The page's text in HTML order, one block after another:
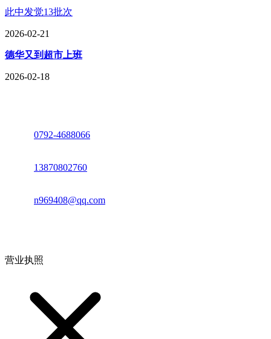
此中发觉13批次
2026-02-21
德华又到超市上班
2026-02-18
0792-4688066
13870802760
n969408@qq.com
营业执照